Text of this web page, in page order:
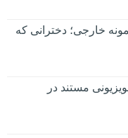
خارجی؛ دخترانی که
مستند در